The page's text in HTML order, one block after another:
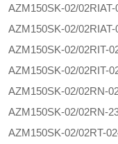
AZM150SK-02/02RIAT-
AZM150SK-02/02RIAT-
AZM150SK-02/02RIT-
AZM150SK-02/02RIT-
AZM150SK-02/02RN-
AZM150SK-02/02RN-
AZM150SK-02/02RT-